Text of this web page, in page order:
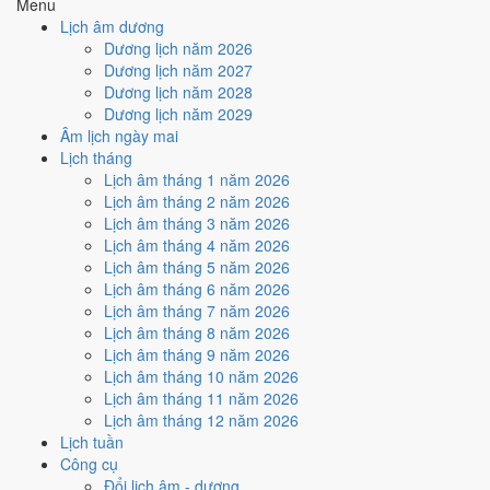
Lịch âm dương
Dương lịch năm 2026
Dương lịch năm 2027
Dương lịch năm 2028
Dương lịch năm 2029
Âm lịch ngày mai
Lịch tháng
Lịch âm tháng 1 năm 2026
Lịch âm tháng 2 năm 2026
Lịch âm tháng 3 năm 2026
Lịch âm tháng 4 năm 2026
Lịch âm tháng 5 năm 2026
Lịch âm tháng 6 năm 2026
Lịch âm tháng 7 năm 2026
Lịch âm tháng 8 năm 2026
Lịch âm tháng 9 năm 2026
Lịch âm tháng 10 năm 2026
Lịch âm tháng 11 năm 2026
Lịch âm tháng 12 năm 2026
Lịch tuần
Công cụ
Đổi lịch âm - dương
Cách tính ngày tốt
🏗️
Động thổ - khởi công
Trung bình
Động thổ - khởi công hôm nay ở
Sao Bích, nhưng Ngày Hắc Đạo kéo giảm điểm.
Cách tính ngày tốt
🏡 Nhập trạch - vào nhà mới
Trung bình
Nhập trạch - vào nhà mới hôm nay ở
nhờ hợp Sao Bích, nhưng Ngày Hắc Đạo kéo giảm điểm.
Cách tính ngày tốt
Mua xe - tậu xe
Trung bình
Mua xe - tậu xe hôm nay ởmức trung bình (5/10)
, nhưng Ngày Hắc Đạo kéo giảm điểm.
Cách tính ngày tốt
Xuất hành - đi xa
Trung bình
Xuất hành - đi xa hôm nay ở
Sao Bích, nhưng Trực Thâu và Ngày Hắc Đạo kéo giảm điểm.